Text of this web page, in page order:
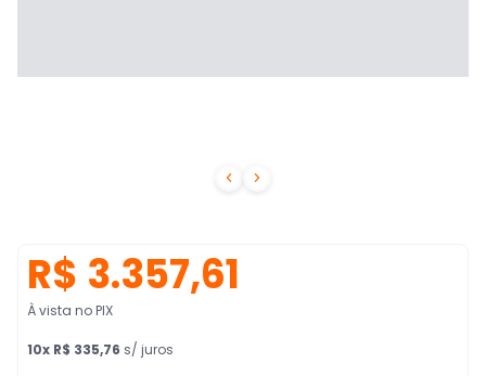
 
R$ 3.357,61
À vista no PIX
10x R$ 335,76 s/ juros